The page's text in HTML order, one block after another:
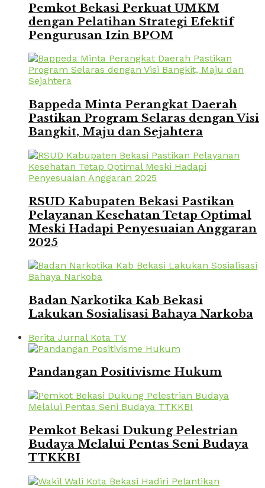
Pemkot Bekasi Perkuat UMKM
dengan Pelatihan Strategi Efektif
Pengurusan Izin BPOM
Bappeda Minta Perangkat Daerah
Pastikan Program Selaras dengan Visi
Bangkit, Maju dan Sejahtera
RSUD Kabupaten Bekasi Pastikan
Pelayanan Kesehatan Tetap Optimal
Meski Hadapi Penyesuaian Anggaran
2025
Badan Narkotika Kab Bekasi
Lakukan Sosialisasi Bahaya Narkoba
Berita Jurnal Kota TV
Pandangan Positivisme Hukum
Pemkot Bekasi Dukung Pelestrian
Budaya Melalui Pentas Seni Budaya
TTKKBI